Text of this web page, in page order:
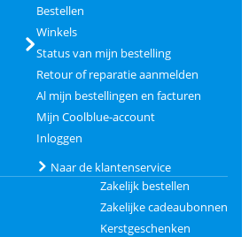
Bestellen
Winkels
Status van mijn bestelling
Retour of reparatie aanmelden
Al mijn bestellingen en facturen
Mijn Coolblue-account
Inloggen
Naar de klantenservice
Zakelijk bestellen
Zakelijke cadeaubonnen
Kerstgeschenken